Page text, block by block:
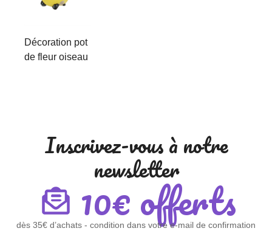
Décoration pot
de fleur oiseau
Inscrivez-vous à notre
newsletter
10€ offerts
dès 35€ d’achats - condition dans votre e-mail de confirmation